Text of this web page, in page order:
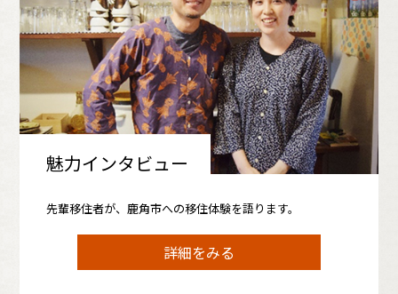
魅力インタビュー
先輩移住者が、鹿角市への移住体験を語ります。
詳細をみる